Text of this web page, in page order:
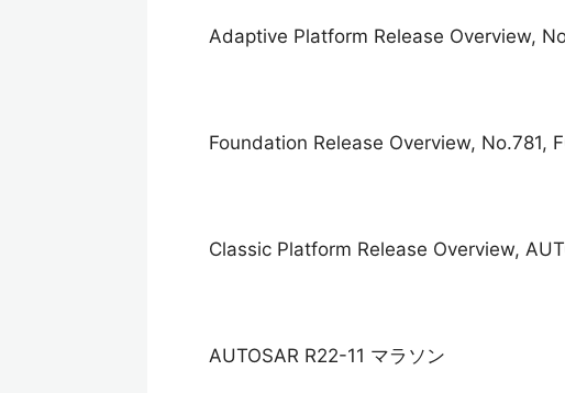
Adaptive Platform Release Overview,
Foundation Release Overview, No.781,
Classic Platform Release Overview,
AUTOSAR R22-11 マラソン